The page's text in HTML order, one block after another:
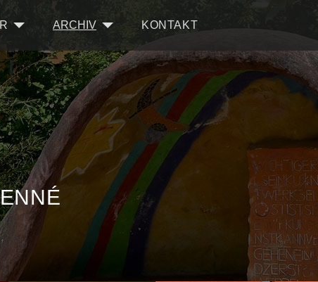
ARCHIV KONTAKT